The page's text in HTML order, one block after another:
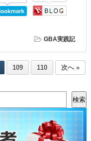
GBA実践記
109 110 次へ »
検索